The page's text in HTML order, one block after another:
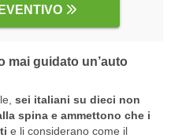
mai guidato un’auto
sei italiani su dieci non
spina e ammettono che i
e li considerano come il